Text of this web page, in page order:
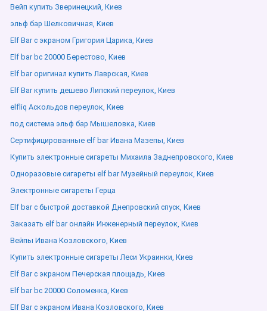
Вейп купить Зверинецкий, Киев
эльф бар Шелковичная, Киев
Elf Bar с экраном Григория Царика, Киев
Elf bar bc 20000 Берестово, Киев
Elf bar оригинал купить Лаврская, Киев
Elf Bar купить дешево Липский переулок, Киев
elfliq Аскольдов переулок, Киев
под система эльф бар Мышеловка, Киев
Сертифицированные elf bar Ивана Мазепы, Киев
Купить электронные сигареты Михаила Заднепровского, Киев
Одноразовые сигареты elf bar Музейный переулок, Киев
Электронные сигареты Герца
Elf bar с быстрой доставкой Днепровский спуск, Киев
Заказать elf bar онлайн Инженерный переулок, Киев
Вейпы Ивана Козловского, Киев
Купить электронные сигареты Леси Украинки, Киев
Elf Bar с экраном Печерская площадь, Киев
Elf bar bc 20000 Соломенка, Киев
Elf Bar с экраном Ивана Козловского, Киев